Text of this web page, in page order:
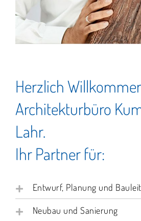
Herzlich
Architekturbüro
Lahr.
Ihr Partner für:
Entwurf, Planung und
Neubau und Sanierung